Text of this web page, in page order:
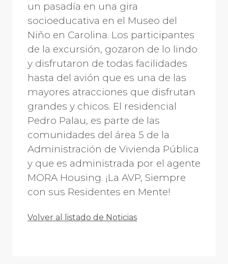
un pasadía en una gira
socioeducativa en el Museo del
Niño en Carolina. Los participantes
de la excursión, gozaron de lo lindo
y disfrutaron de todas facilidades
hasta del avión que es una de las
mayores atracciones que disfrutan
grandes y chicos. El residencial
Pedro Palau, es parte de las
comunidades del área 5 de la
Administración de Vivienda Pública
y que es administrada por el agente
MORA Housing. ¡La AVP, Siempre
con sus Residentes en Mente!
Volver al listado de Noticias